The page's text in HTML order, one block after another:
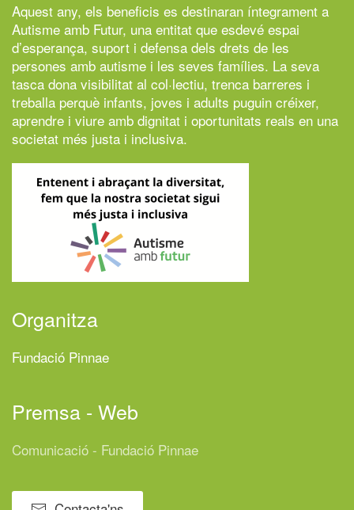
Aquest any, els beneficis es destinaran íntegrament a
Autisme amb Futur, una entitat que esdevé espai
d’esperança, suport i defensa dels drets de les
persones amb autisme i les seves famílies. La seva
tasca dona visibilitat al col·lectiu, trenca barreres i
treballa perquè infants, joves i adults puguin créixer,
aprendre i viure amb dignitat i oportunitats reals en una
societat més justa i inclusiva.
Organitza
Fundació Pinnae
Premsa - Web
Comunicació - Fundació Pinnae